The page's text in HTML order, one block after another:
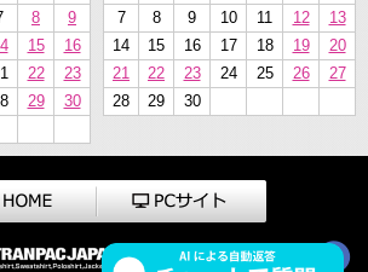
8
9
15
16
22
23
29
30
7
8 9 10 11 12
13
14
15 16 17 18 19
20
21
22 23 24 25 26
27
28
29 30